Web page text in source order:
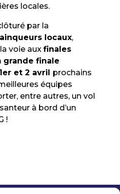
locales.
par la
locaux,
voie aux finales
grande finale
1er et 2 avril prochains
équipes
entre autres, un vol
à bord d’un
!